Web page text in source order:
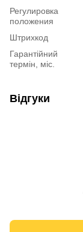
Регулировка
положения
Штрихкод
Гарантійний
термін, міс.
Відгуки